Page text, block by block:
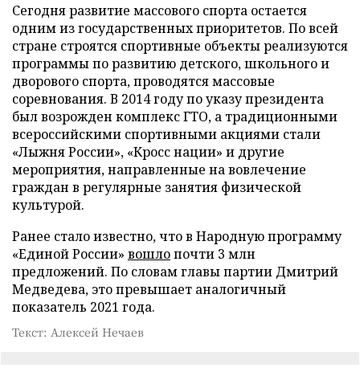
Сегодня развитие массового спорта остается
одним из государственных приоритетов. По всей
стране строятся спортивные объекты реализуются
программы по развитию детского, школьного и
дворового спорта, проводятся массовые
соревнования. В 2014 году по указу президента
был возрожден комплекс ГТО, а традиционными
всероссийскими спортивными акциями стали
«Лыжня России», «Кросс нации» и другие
мероприятия, направленные на вовлечение
граждан в регулярные занятия физической
культурой.
Ранее стало известно, что в Народную программу
«Единой России» вошлопочти 3 млн
предложений. По словам главы партии Дмитрий
Медведева, это превышает аналогичный
показатель 2021 года.
Текст: Алексей Нечаев